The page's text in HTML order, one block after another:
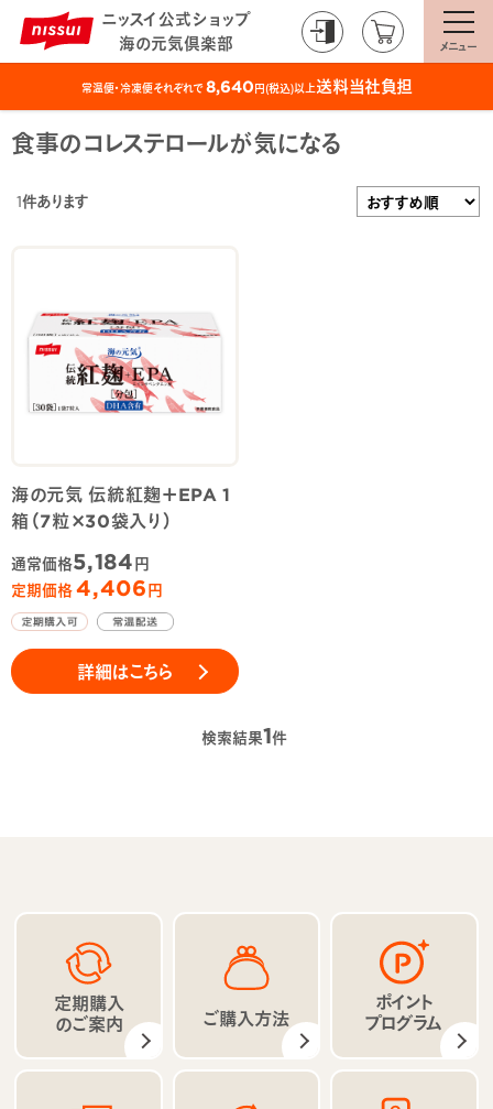
ニッスイ公式ショップ
海の元気倶楽部
メニュー
常温便・冷凍便それぞれで8,640円(税込)以上送料当社負担
食事のコレステロールが気になる
1件あります
海の元気 伝統紅麹＋EPA 1
箱（7粒×30袋入り）
通常価格5,184円
定期価格4,406円
詳細はこちら
検索結果1件
定期購入
のご案内 ご購入方法
ポイント
プログラム